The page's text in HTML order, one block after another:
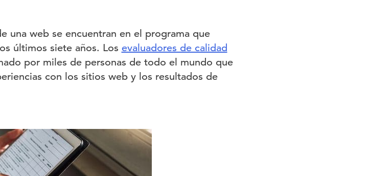
una web se encuentran en el programa que
últimos siete años. Los evaluadores de calidad
por miles de personas de todo el mundo que
con los sitios web y los resultados de